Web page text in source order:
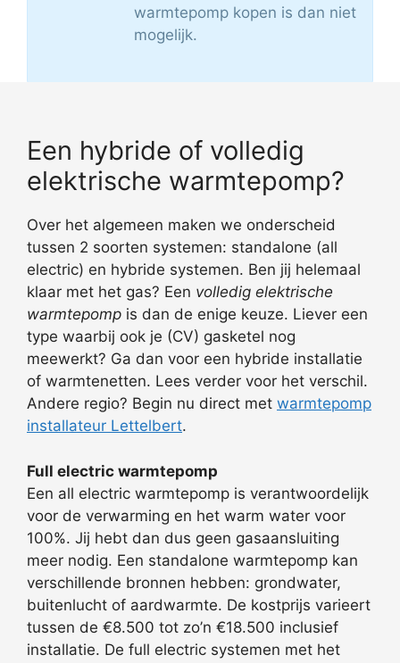
warmtepomp kopen is dan niet
mogelijk.
Een hybride of volledig
elektrische warmtepomp?
Over het algemeen maken we onderscheid
tussen 2 soorten systemen: standalone (all
electric) en hybride systemen. Ben jij helemaal
klaar met het gas? Een volledig elektrische
warmtepomp is dan de enige keuze. Liever een
type waarbij ook je (CV) gasketel nog
meewerkt? Ga dan voor een hybride installatie
of warmtenetten. Lees verder voor het verschil.
Andere regio? Begin nu direct met warmtepomp
installateur Lettelbert.
Full electric warmtepomp
Een all electric warmtepomp is verantwoordelijk
voor de verwarming en het warm water voor
100%. Jij hebt dan dus geen gasaansluiting
meer nodig. Een standalone warmtepomp kan
verschillende bronnen hebben: grondwater,
buitenlucht of aardwarmte. De kostprijs varieert
tussen de €8.500 tot zo’n €18.500 inclusief
installatie. De full electric systemen met het